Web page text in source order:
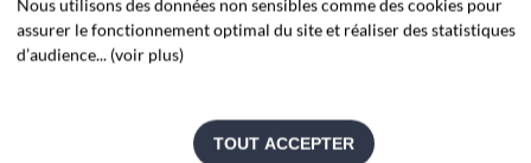
Nous utilisons des données non sensibles comme des cookies pour
assurer le fonctionnement optimal du site et réaliser des statistiques
d’audience... (voir plus)
TOUT ACCEPTER